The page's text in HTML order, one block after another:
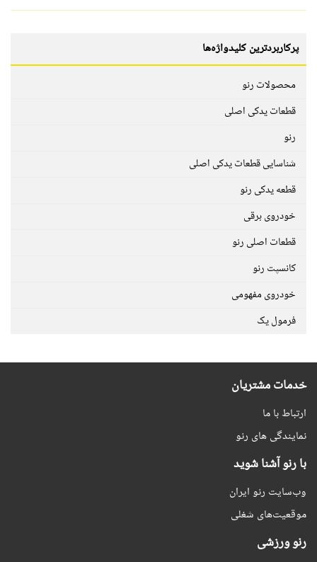
پرکاربردترین کلیدواژه‌ها
محصولات رنو
قطعات یدکی اصلی
رنو
شناسایی قطعات یدکی اصلی
قطعه یدکی رنو
خودروی برقی
قطعات اصلی رنو
کانسپت رنو
خودروی مفهومی
فرمول یک
خدمات مشتریان
ارتباط با ما
نمایندگی های رنو
با رنو آشنا شوید
وب‌سایت رنو ایران
موقعیت‌های شغلی
رنو ورزشی